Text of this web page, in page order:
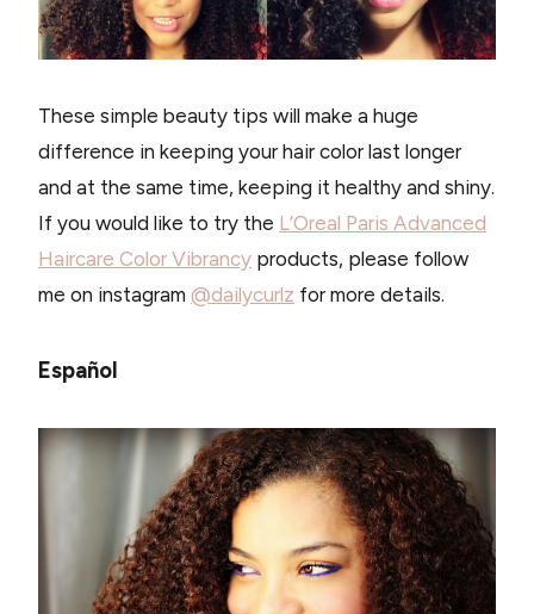
These simple beauty tips will make a huge
difference in keeping your hair color last longer
and at the same time, keeping it healthy and shiny.
If you would like to try the L’Oreal Paris Advanced
Haircare Color Vibrancy products, please follow
me on instagram @dailycurlz for more details.
Español